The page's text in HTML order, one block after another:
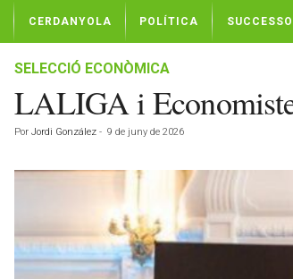
t
CERDANYOLA POLÍTICA
SELECCIÓ ECONÒMICA
LALIGA i
Por Jordi González - 9 de juny de 2026